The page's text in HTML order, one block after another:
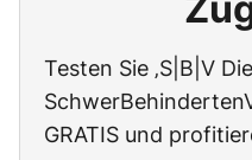
Testen Sie ‚S|B|V Die
GRATIS und